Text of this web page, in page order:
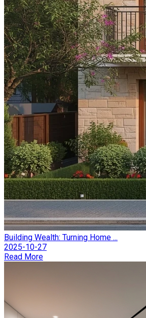
Building Wealth: Turning Home ...
2025-10-27
Read More